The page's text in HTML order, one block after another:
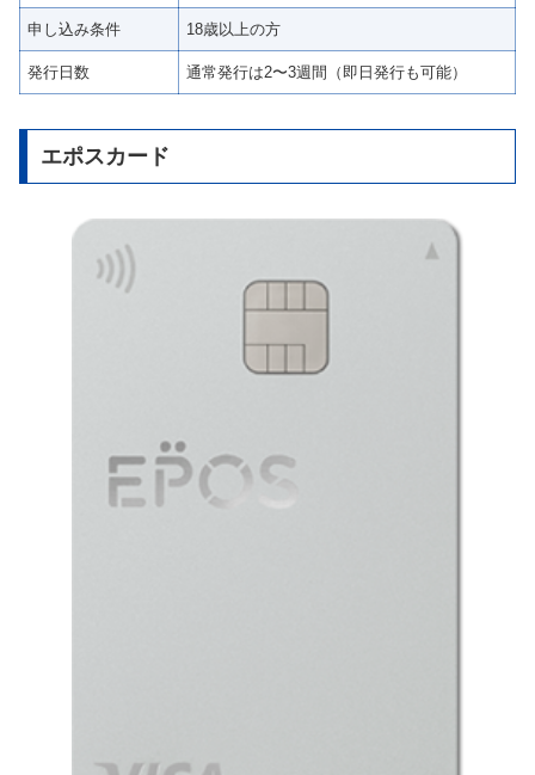
申し込み条件 18歳以上の方
発行日数 通常発行は2〜3週間（即日発行も可能）
エポスカード